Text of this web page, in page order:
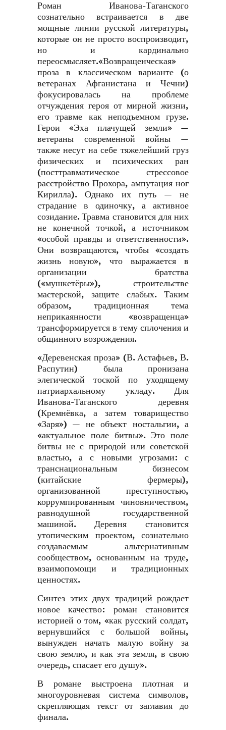
Роман Иванова-Таганского
сознательно встраивается в две
мощные линии русской литературы,
которые он не просто воспроизводит,
но и кардинально
переосмысляет.«Возвращенческая»
проза в классическом варианте (о
ветеранах Афганистана и Чечни)
фокусировалась на проблеме
отчуждения героя от мирной жизни,
его травме как неподъемном грузе.
Герои «Эха плачущей земли» —
ветераны современной войны —
также несут на себе тяжелейший груз
физических и психических ран
(посттравматическое стрессовое
расстройство Прохора, ампутация ног
Кирилла). Однако их путь — не
страдание в одиночку, а активное
созидание. Травма становится для них
не конечной точкой, а источником
«особой правды и ответственности».
Они возвращаются, чтобы «создать
жизнь новую», что выражается в
организации братства
(«мушкетёры»), строительстве
мастерской, защите слабых. Таким
образом, традиционная тема
неприкаянности «возвращенца»
трансформируется в тему сплочения и
общинного возрождения.
«Деревенская проза» (В. Астафьев, В.
Распутин) была пронизана
элегической тоской по уходящему
патриархальному укладу. Для
Иванова-Таганского деревня
(Кремнёвка, а затем товарищество
«Заря») — не объект ностальгии, а
«актуальное поле битвы». Это поле
битвы не с природой или советской
властью, а с новыми угрозами: с
транснациональным бизнесом
(китайские фермеры),
организованной преступностью,
коррумпированным чиновничеством,
равнодушной государственной
машиной. Деревня становится
утопическим проектом, сознательно
создаваемым альтернативным
сообществом, основанным на труде,
взаимопомощи и традиционных
ценностях.
Синтез этих двух традиций рождает
новое качество: роман становится
историей о том, «как русский солдат,
вернувшийся с большой войны,
вынужден начать малую войну за
свою землю, и как эта земля, в свою
очередь, спасает его душу».
В романе выстроена плотная и
многоуровневая система символов,
скрепляющая текст от заглавия до
финала.